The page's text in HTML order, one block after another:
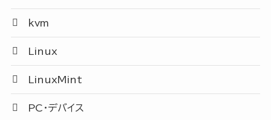
kvm
Linux
LinuxMint
PC・デバイス